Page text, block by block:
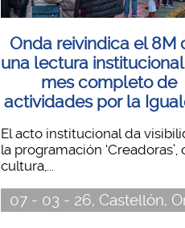
Onda reivindica el 8M
una lectura institucional
mes completo de
actividades por la
El acto institucional da
la programación ‘Creadoras’,
cultura,...
07 - 03 - 26, Castellón,